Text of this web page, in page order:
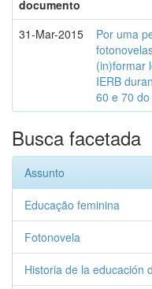
documento
31-Mar-2015
Por uma
(in)formar
IERB
60 e 70
Busca facetada
Assunto
Educação feminina
Fotonovela
Historia de la educación